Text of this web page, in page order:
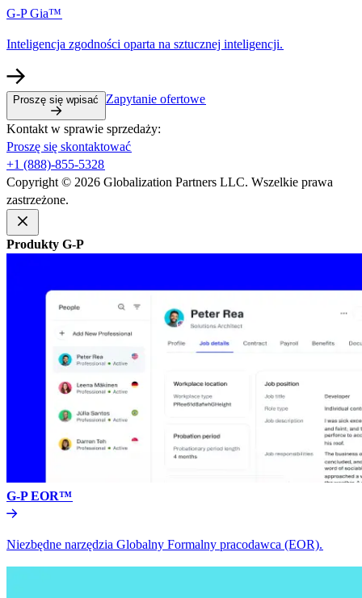
G-P Gia™​​
Inteligencja zgodności oparta na sztucznej inteligencji.​​
Proszę się wpisać​​ Zapytanie ofertowe​​
Kontakt w sprawie sprzedaży:​​
Proszę się skontaktować​​
+1 (888)-855-5328​​
Copyright © 2026 Globalization Partners LLC. Wszelkie prawa
zastrzeżone.​​
Produkty G-P​​
G-P EOR™​​
Niezbędne narzędzia Globalny Formalny pracodawca (EOR).​​